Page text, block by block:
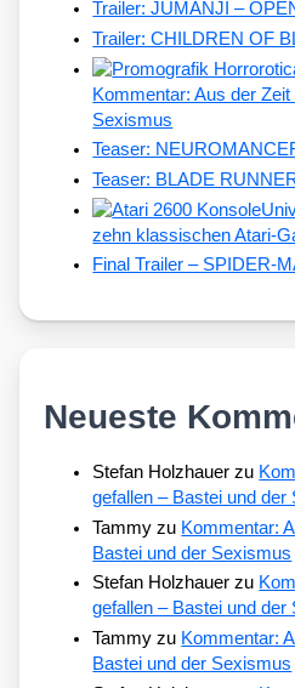
Trailer: JUMANJI –
Trailer: CHILDREN OF
Kommentar: Aus der
Sexismus
Teaser:
Teaser: BLADE
zehn klassischen Atari-
Final Trailer – SPIDER-
Neueste
Stefan Holzhauer zu
gefallen – Bastei und der
Tammy zu Kommentar:
Bastei und der Sexismus
Stefan Holzhauer zu
gefallen – Bastei und der
Tammy zu Kommentar:
Bastei und der Sexismus